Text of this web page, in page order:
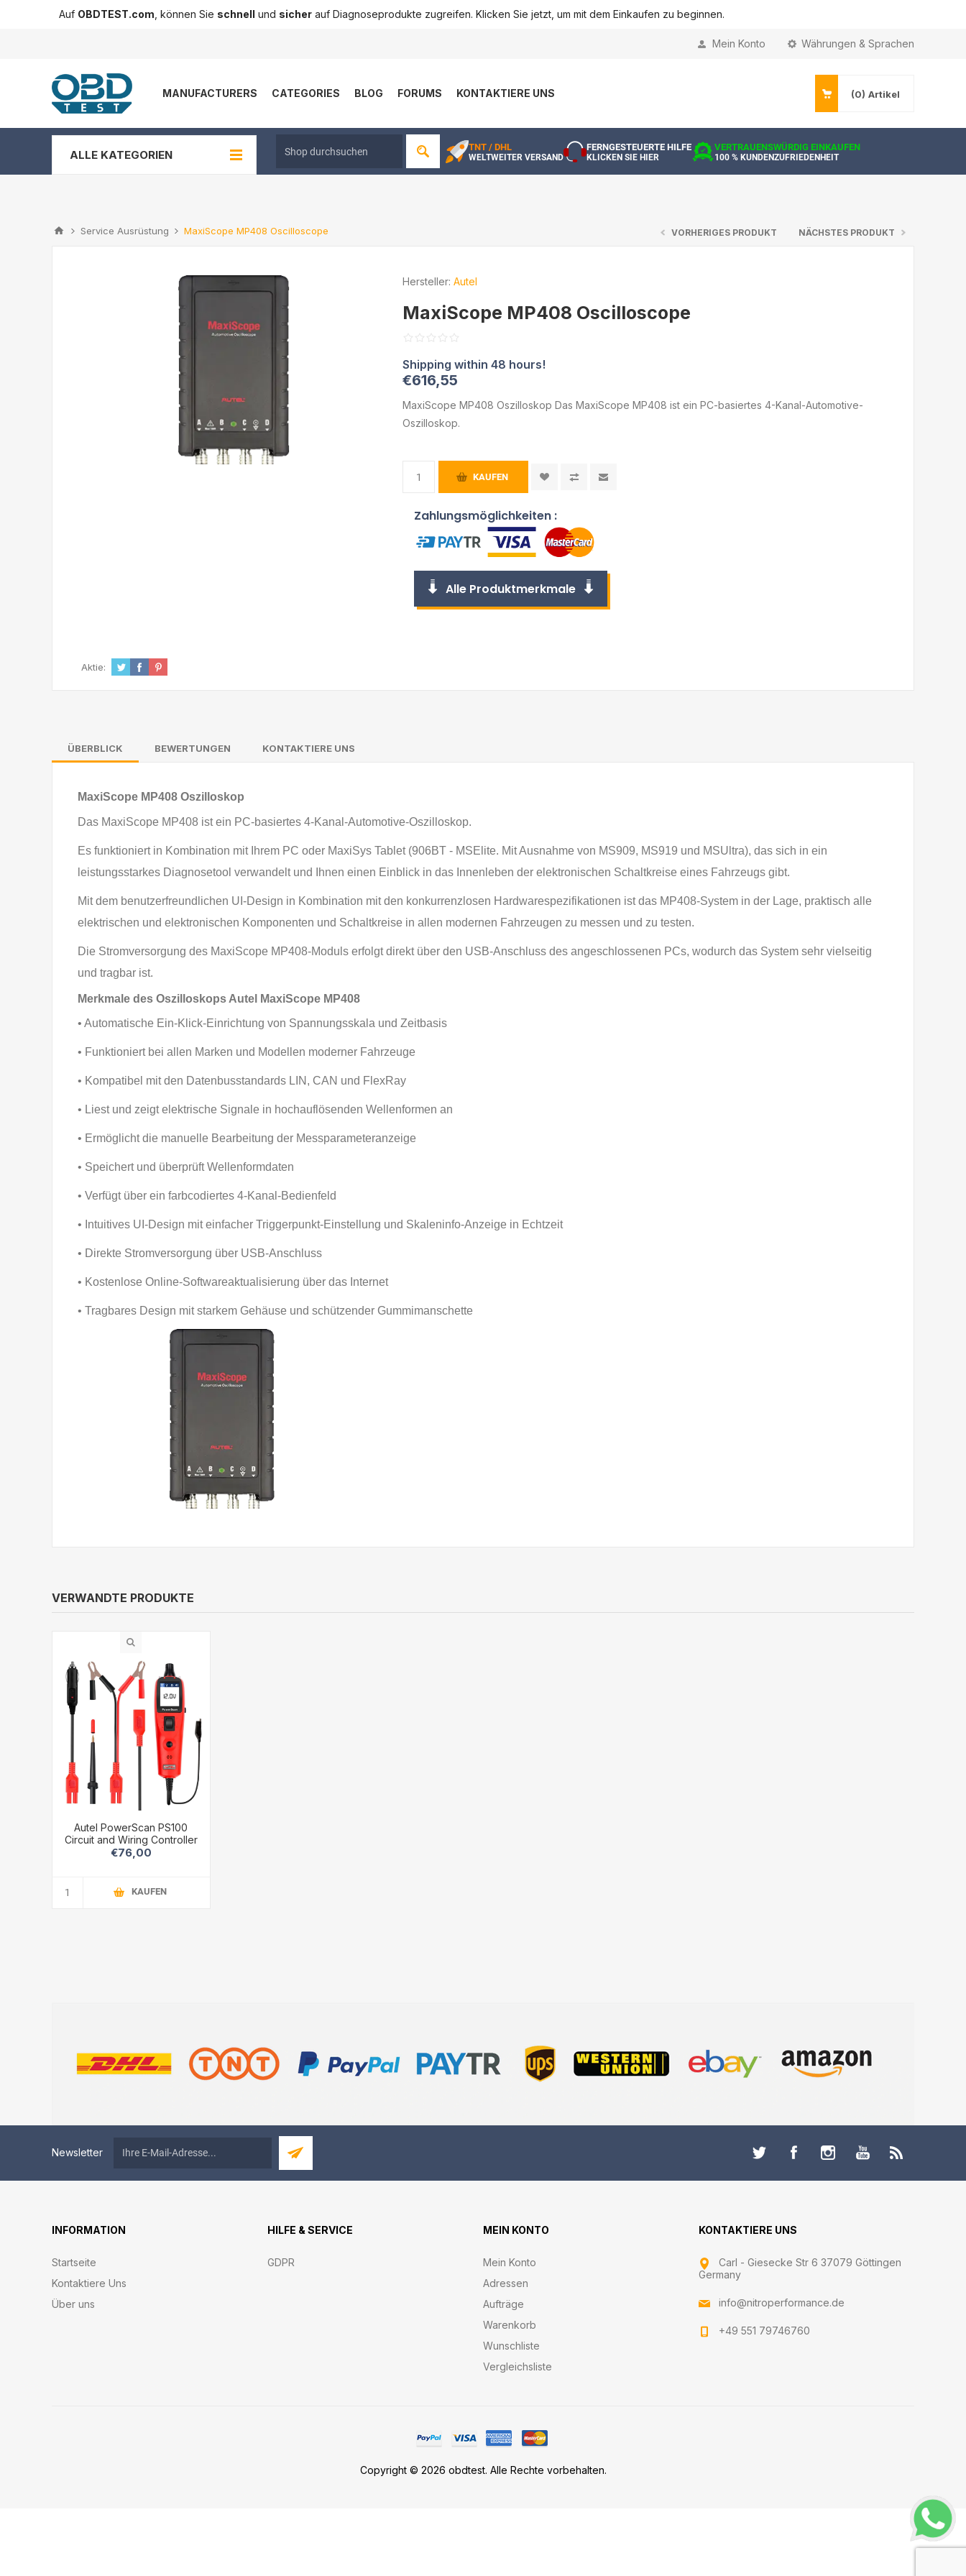
Auf OBDTEST.com , können Sie schnell und sicher auf Diagnoseprodukte zugreifen. Klicken Sie jetzt, um mit dem Einkaufen zu beginnen.
Währungen & Sprachen
Mein Konto
MANUFACTURERS CATEGORIES BLOG FORUMS KONTAKTIERE UNS (0) Artikel
ALLE KATEGORIEN
TNT / DHL
WELTWEITER VERSAND
FERNGESTEUERTE HILFE
KLICKEN SIE HIER
VERTRAUENSWÜRDIG EINKAUFEN
100 % KUNDENZUFRIEDENHEIT
Service Ausrüstung MaxiScope MP408 Oscilloscope VORHERIGES PRODUKT NÄCHSTES PRODUKT
Hersteller: Autel
MaxiScope MP408 Oscilloscope
€616,55
MaxiScope MP408 Oszilloskop Das MaxiScope MP408 ist ein PC-basiertes 4-Kanal-Automotive-
Oszilloskop.
KAUFEN
Zahlungsmöglichkeiten :
Alle Produktmerkmale
Aktie:
ÜBERBLICK BEWERTUNGEN KONTAKTIERE UNS
MaxiScope MP408 Oszilloskop
Das MaxiScope MP408 ist ein PC-basiertes 4-Kanal-Automotive-Oszilloskop.
Es funktioniert in Kombination mit Ihrem PC oder MaxiSys Tablet (906BT - MSElite. Mit Ausnahme von MS909, MS919 und MSUltra), das sich in ein
leistungsstarkes Diagnosetool verwandelt und Ihnen einen Einblick in das Innenleben der elektronischen Schaltkreise eines Fahrzeugs gibt.
Mit dem benutzerfreundlichen UI-Design in Kombination mit den konkurrenzlosen Hardwarespezifikationen ist das MP408-System in der Lage, praktisch alle
elektrischen und elektronischen Komponenten und Schaltkreise in allen modernen Fahrzeugen zu messen und zu testen.
Die Stromversorgung des MaxiScope MP408-Moduls erfolgt direkt über den USB-Anschluss des angeschlossenen PCs, wodurch das System sehr vielseitig
und tragbar ist.
Merkmale des Oszilloskops Autel MaxiScope MP408
• Automatische Ein-Klick-Einrichtung von Spannungsskala und Zeitbasis
• Funktioniert bei allen Marken und Modellen moderner Fahrzeuge
• Kompatibel mit den Datenbusstandards LIN, CAN und FlexRay
• Liest und zeigt elektrische Signale in hochauflösenden Wellenformen an
• Ermöglicht die manuelle Bearbeitung der Messparameteranzeige
• Speichert und überprüft Wellenformdaten
• Verfügt über ein farbcodiertes 4-Kanal-Bedienfeld
• Intuitives UI-Design mit einfacher Triggerpunkt-Einstellung und Skaleninfo-Anzeige in Echtzeit
• Direkte Stromversorgung über USB-Anschluss
• Kostenlose Online-Softwareaktualisierung über das Internet
• Tragbares Design mit starkem Gehäuse und schützender Gummimanschette
VERWANDTE PRODUKTE
Autel PowerScan PS100
Circuit and Wiring Controller
€76,00
KAUFEN
Newsletter
INFORMATION
Startseite
Kontaktiere Uns
Über uns
HILFE & SERVICE
GDPR
MEIN KONTO
Mein Konto
Adressen
Aufträge
Warenkorb
Wunschliste
Vergleichsliste
KONTAKTIERE UNS
Carl - Giesecke Str 6 37079 Göttingen
Germany
info@nitroperformance.de
+49 551 79746760
Copyright © 2026 obdtest. Alle Rechte vorbehalten.